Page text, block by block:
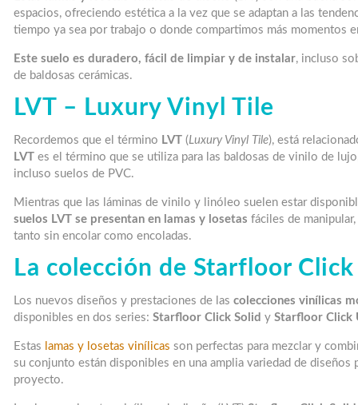
espacios, ofreciendo estética a la vez que se adaptan a las
tiempo ya sea por trabajo o donde compartimos más momentos
Este suelo es duradero, fácil de limpiar y de instalar, incluso
de baldosas cerámicas.
LVT – Luxury Vinyl Tile
Recordemos que el término LVT (Luxury Vinyl Tile), está
LVT es el término que se utiliza para las baldosas de vinilo de
incluso suelos de PVC.
Mientras que las láminas de vinilo y linóleo suelen estar
suelos LVT se presentan en lamas y losetas fáciles de
tanto sin encolar como encoladas.
La colección de Starfloor
Los nuevos diseños y prestaciones de lascolecciones vinílicas
disponibles en dos series:Starfloor Click Solid yStarfloor Click
Estas lamas y losetas vinílicas son perfectas para mezclar y
su conjunto están disponibles en una amplia variedad de
proyecto.